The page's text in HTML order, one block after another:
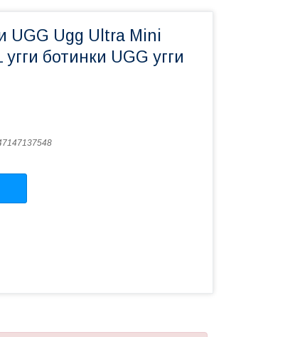
UGG Ugg Ultra Mini
ботинки UGG угги